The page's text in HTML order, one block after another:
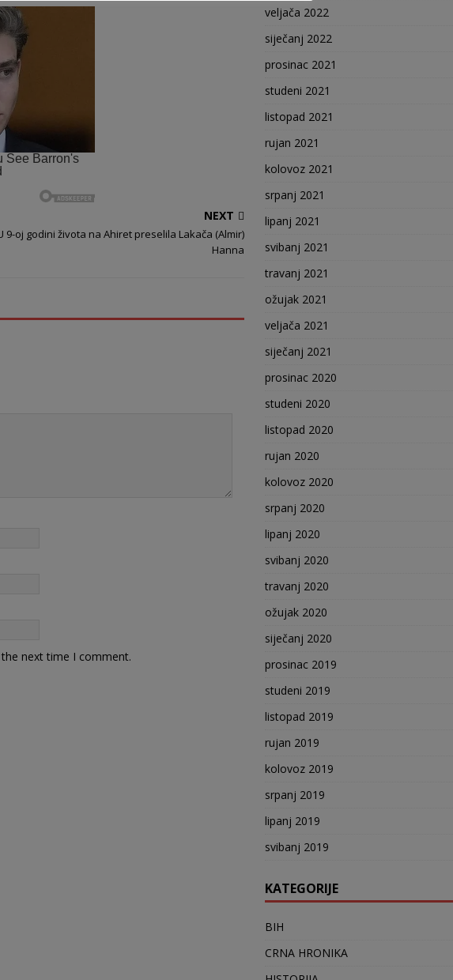
NEXT
9-oj godini života na Ahiret preselila Lakača (Almir)
Hanna
next time I comment.
veljača 2022
siječanj 2022
prosinac 2021
studeni 2021
listopad 2021
rujan 2021
kolovoz 2021
srpanj 2021
lipanj 2021
svibanj 2021
travanj 2021
ožujak 2021
veljača 2021
siječanj 2021
prosinac 2020
studeni 2020
listopad 2020
rujan 2020
kolovoz 2020
srpanj 2020
lipanj 2020
svibanj 2020
travanj 2020
ožujak 2020
siječanj 2020
prosinac 2019
studeni 2019
listopad 2019
rujan 2019
kolovoz 2019
srpanj 2019
lipanj 2019
svibanj 2019
KATEGORIJE
BIH
CRNA HRONIKA